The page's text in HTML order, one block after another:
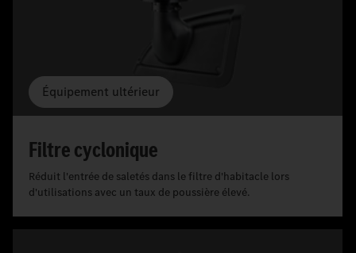
Équipement ultérieur
Filtre cyclonique
Réduit l'entrée de saletés dans le filtre d'habitacle lors
d'utilisations avec un taux de poussière élevé.